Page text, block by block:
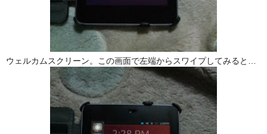
ウェルカムスクリーン。この画面で左端からスワイプしてみると…